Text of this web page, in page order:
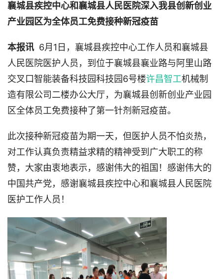
襄城县疾控中心和襄城县人民医院深入我县创新创业
产业园区为全体员工免费接种新冠疫苗
本报讯 6月1日，襄城县疾控中心工作人员和襄城县
人民医院医护人员，到位于襄城县襄业路与阿里山路
交叉口智能装备科技园科技园6号楼许昌智工机械制
造有限公司二楼办公大厅，为襄城县创新创业产业园
区全体员工免费接种了第一针剂新冠疫苗。
此次接种新冠疫苗为期一天，但医护人员不怕炎热，
对工作认真负责精益求精的精神受到广大职工的称
赞，大家由衷地表示，感谢伟大的祖国！感谢伟大的
中国共产党，感谢襄城县疾控中心和襄城县人民医院
医护工作人员！